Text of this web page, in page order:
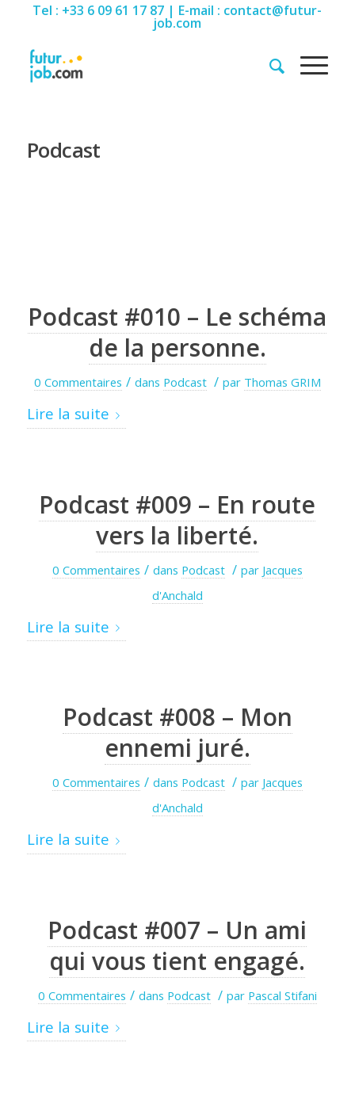
Tel : +33 6 09 61 17 87 | E-mail : contact@futur-
job.com
Podcast
Podcast #010 – Le schéma
de la personne.
0 Commentaires / dans Podcast / par Thomas GRIM
Lire la suite
Podcast #009 – En route
vers la liberté.
0 Commentaires / dans Podcast / par Jacques
d'Anchald
Lire la suite
Podcast #008 – Mon
ennemi juré.
0 Commentaires / dans Podcast / par Jacques
d'Anchald
Lire la suite
Podcast #007 – Un ami
qui vous tient engagé.
0 Commentaires / dans Podcast / par Pascal Stifani
Lire la suite